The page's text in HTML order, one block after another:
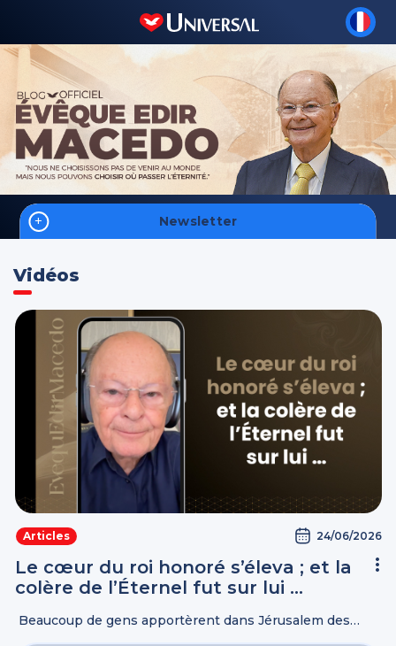
Newsletter
S'inscrire
Biographie
Vidéos
Vidéos
Articles 24/06/2026
Le cœur du roi honoré s’éleva ; et la
colère de l’Éternel fut sur lui …
Beaucoup de gens apportèrent dans Jérusalem des